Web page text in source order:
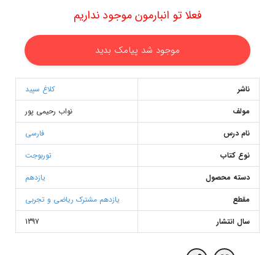
فعلا تو انبارمون موجود نداریم
موجود شد پیامک بدید
ناشر
کلاغ سپید
مولف
نواب رحیمی پور
نام درس
فارسی
نوع کتاب
توربوجت
دسته محصول
یازدهم
مقطع
یازدهم مشترک ریاضی و تجربی
سال انتشار
1397